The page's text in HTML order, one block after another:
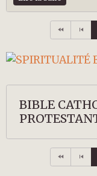
BIBLE